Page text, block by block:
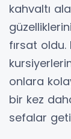
kahvaltı
fırsat oldu.
onlara
bir kez
sefalar